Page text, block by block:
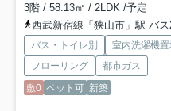
3階 / 58.13㎡ / 2LDK /予定
西武新宿線「狭山市」駅 バス
バス・トイレ別 室内洗濯機
フローリング
都市ガス
敷0 ペット可 新築